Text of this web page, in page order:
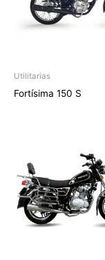
Utilitarias
Fortísima 150 S